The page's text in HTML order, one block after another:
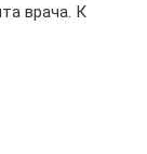
врача. К